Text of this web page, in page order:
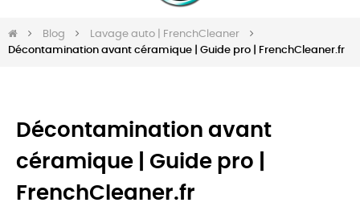
Blog
Lavage auto | FrenchCleaner
Décontamination avant céramique | Guide pro | FrenchCleaner.fr
Décontamination avant
céramique | Guide pro |
FrenchCleaner.fr